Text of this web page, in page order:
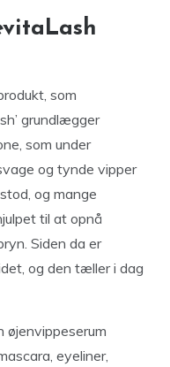
som
grundlægger
som under
og tynde vipper
og mange
til at opnå
Siden da er
og den tæller i dag
øjenvippeserum
eyeliner,